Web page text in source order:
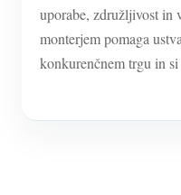
uporabe, združljivost in
monterjem pomaga
konkurenčnem trgu in